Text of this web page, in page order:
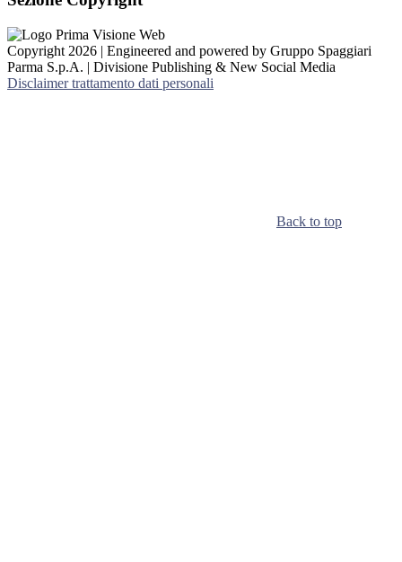
Copyright 2026 | Engineered and powered by Gruppo Spaggiari
Parma S.p.A. | Divisione Publishing & New Social Media
Disclaimer trattamento dati personali
Back to top